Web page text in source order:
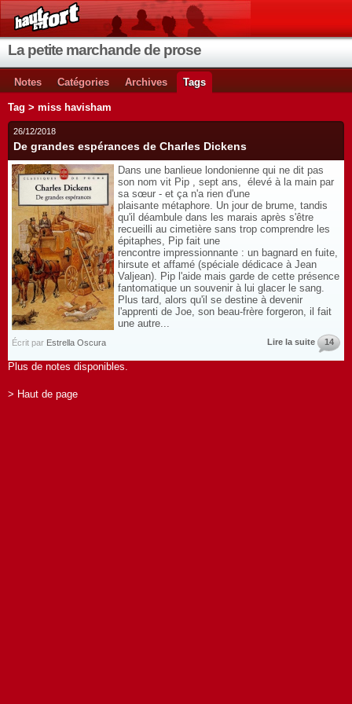
La petite marchande de prose
Notes Catégories Archives Tags
Tag > miss havisham
26/12/2018
De grandes espérances de Charles Dickens
Dans une banlieue londonienne qui ne dit pas
son nom vit Pip , sept ans, élevé à la main par
sa sœur - et ça n'a rien d'une
plaisante métaphore. Un jour de brume, tandis
qu'il déambule dans les marais après s'être
recueilli au cimetière sans trop comprendre les
épitaphes, Pip fait une
rencontre impressionnante : un bagnard en fuite,
hirsute et affamé (spéciale dédicace à Jean
Valjean). Pip l'aide mais garde de cette présence
fantomatique un souvenir à lui glacer le sang.
Plus tard, alors qu'il se destine à devenir
l'apprenti de Joe, son beau-frère forgeron, il fait
une autre...
Écrit par Estrella Oscura Lire la suite 14
Plus de notes disponibles.
> Haut de page